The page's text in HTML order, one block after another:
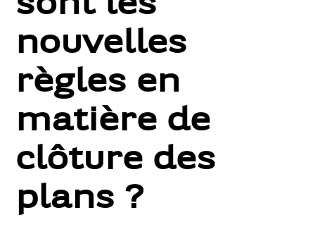
nouvelles
règles en
matière de
clôture des
plans ?